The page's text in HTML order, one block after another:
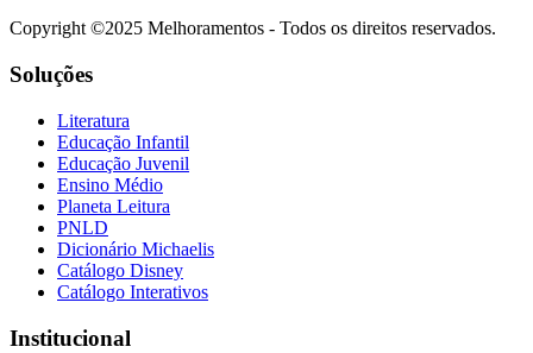
Copyright ©2025 Melhoramentos - Todos os direitos reservados.
Soluções
Literatura
Educação Infantil
Educação Juvenil
Ensino Médio
Planeta Leitura
PNLD
Dicionário Michaelis
Catálogo Disney
Catálogo Interativos
Institucional